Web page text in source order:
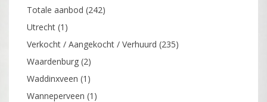
Totale aanbod (242)
Utrecht (1)
Verkocht / Aangekocht / Verhuurd (235)
Waardenburg (2)
Waddinxveen (1)
Wanneperveen (1)